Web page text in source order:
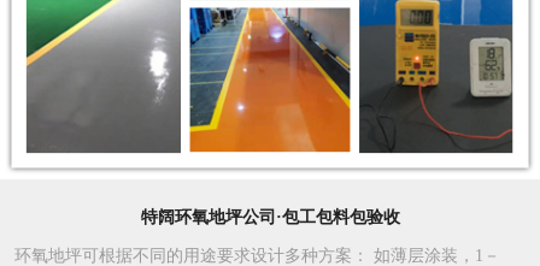
特阔环氧地坪公司·包工包料包验收
环氧地坪可根据不同的用途要求设计多种方案 ： 如薄层涂装，1－